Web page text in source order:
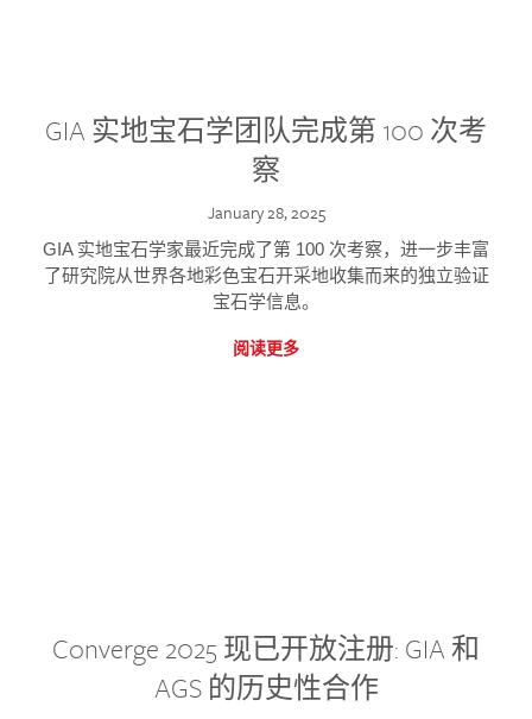
GIA 实地宝石学团队完成第 100 次考
察
January 28, 2025
GIA 实地宝石学家最近完成了第 100 次考察，进一步丰富
了研究院从世界各地彩色宝石开采地收集而来的独立验证
宝石学信息。
阅读更多
Converge 2025 现已开放注册: GIA 和
AGS 的历史性合作